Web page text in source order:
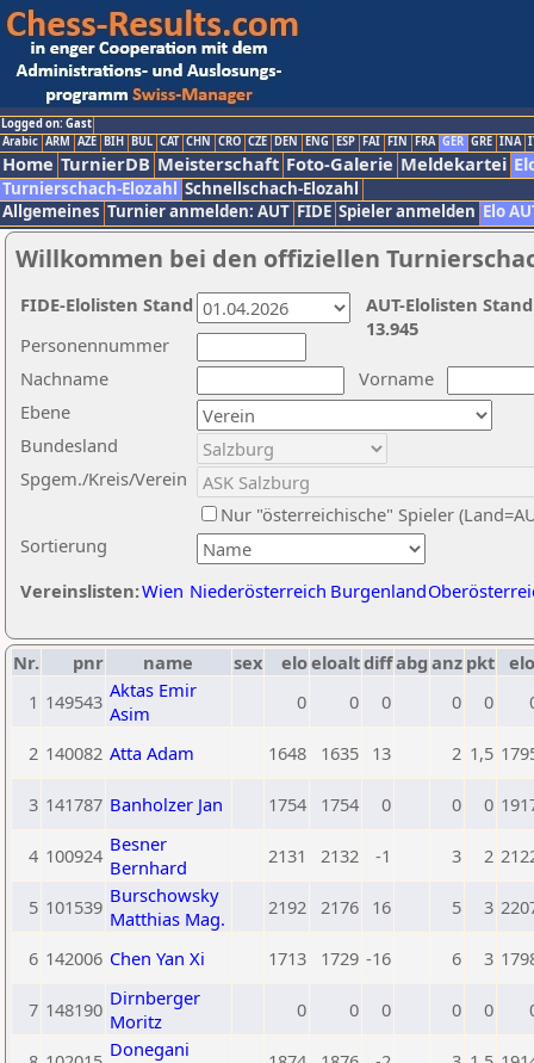
Logged on: Gast
Arabic ARM AZE BIH BUL CAT CHN CRO CZE DEN ENG ESP FAI FIN FRA GER GRE INA
Home TurnierDB Meisterschaft Foto-Galerie Meldekartei
Turnierschach-Elozahl Schnellschach-Elozahl
Allgemeines Turnier anmelden: AUT FIDE Spieler anmelden Elo
Willkommen bei den offiziellen
Nachname
Vorname
Ebene
Sortierung
Personennummer
Bundesland
Spgem./Kreis/Verein
Nur "österreichische" Spieler
Vereinslisten:Wien Niederösterreich Burgenland
AUT-Elolisten
13.945
FIDE-Elolisten Stand
Nr. pnr name sex eloeloaltdiffabg anz pkt
1 149543 Aktas Emir
Asim
0 0 0 0 0
2 140082 Atta Adam 1648 1635 13 2 1,5
3 141787 Banholzer Jan 1754 1754 0 0 0
4 100924 Besner
Bernhard
2131 2132 -1 3 2
5 101539 Burschowsky
Matthias Mag.
2192 2176 16 5 3
6 142006 Chen Yan Xi 1713 1729 -16 6 3
7 148190 Dirnberger
Moritz
0 0 0 0 0
Donegani